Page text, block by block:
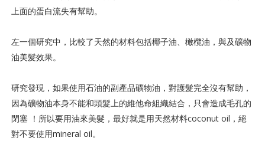
上面的蛋白流失有幫助。
左一個研究中，比較了天然的材料包括椰子油、橄欖油，與及礦物
油美髪效果。
研究發現，如果使用石油的副產品礦物油，對護髮完全沒有幫助，
因為礦物油本身不能和頭髮上的維他命組織結合，只會造成毛孔的
閉塞 ！所以要用油來美髮，最好就是用天然材料coconut oil，絕
對不要使用mineral oil。